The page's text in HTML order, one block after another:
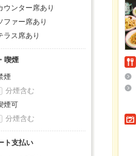
ウンター席あり
ファー席あり
ラス席あり
喫煙
煙
分煙含む
煙可
分煙含む
ト支払い